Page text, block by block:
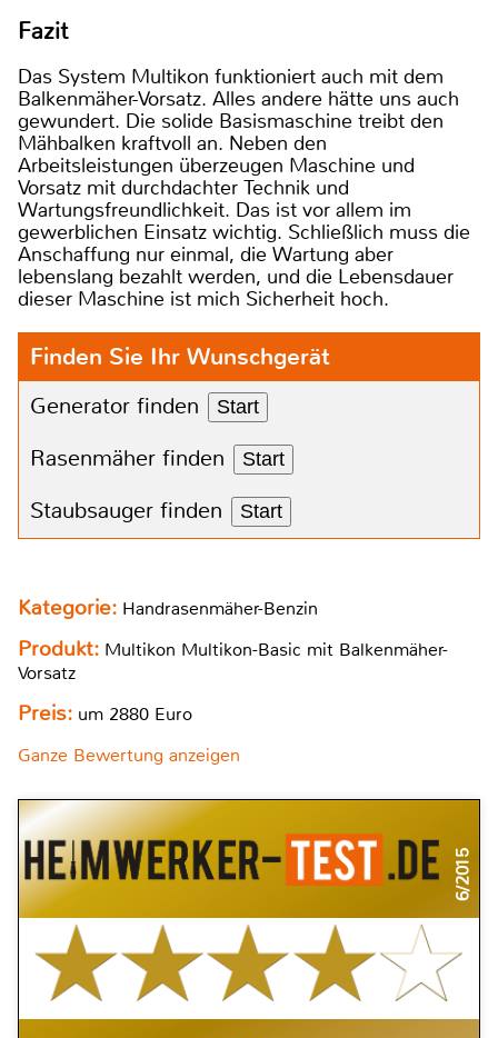
Fazit
Das System Multikon funktioniert auch mit dem
Balkenmäher-Vorsatz. Alles andere hätte uns auch
gewundert. Die solide Basismaschine treibt den
Mähbalken kraftvoll an. Neben den
Arbeitsleistungen überzeugen Maschine und
Vorsatz mit durchdachter Technik und
Wartungsfreundlichkeit. Das ist vor allem im
gewerblichen Einsatz wichtig. Schließlich muss die
Anschaffung nur einmal, die Wartung aber
lebenslang bezahlt werden, und die Lebensdauer
dieser Maschine ist mich Sicherheit hoch.
Finden Sie Ihr Wunschgerät
Generator finden Start
Rasenmäher finden Start
Staubsauger finden Start
Kategorie: Handrasenmäher-Benzin
Produkt: Multikon Multikon-Basic mit Balkenmäher-
Vorsatz
Preis: um 2880 Euro
Ganze Bewertung anzeigen
6/2015